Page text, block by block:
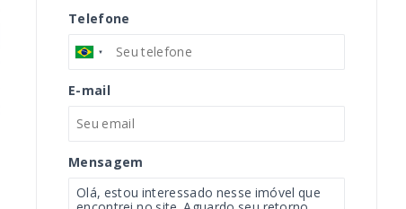
Telefone
E-mail
Mensagem